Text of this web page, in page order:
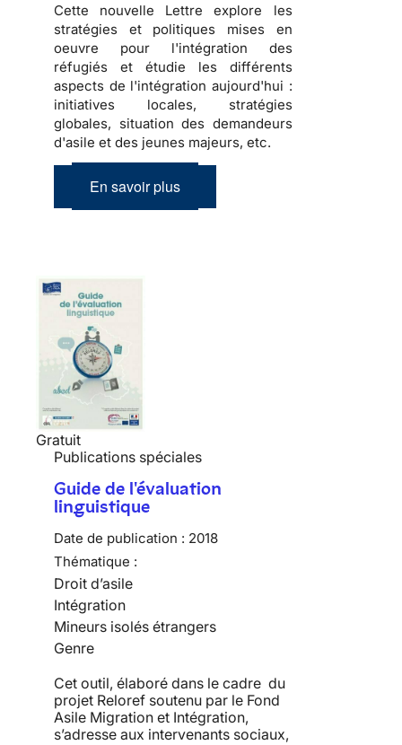
Cette nouvelle Lettre explore les
stratégies et politiques mises en
oeuvre pour l'intégration des
réfugiés et étudie les différents
aspects de l'intégration aujourd'hui :
initiatives locales, stratégies
globales, situation des demandeurs
d'asile et des jeunes majeurs, etc.
En savoir plus
Gratuit
Publications spéciales
Guide de l'évaluation
linguistique
Date de publication : 2018
Thématique :
Droit d’asile
Intégration
Mineurs isolés étrangers
Genre
Cet outil, élaboré dans le cadre du
projet Reloref soutenu par le Fond
Asile Migration et Intégration,
s’adresse aux intervenants sociaux,